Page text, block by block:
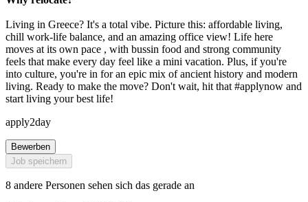
Living in Greece? It's a total vibe. Picture this: affordable living,
chill work-life balance, and an amazing office view! Life here
moves at its own pace , with bussin food and strong community
feels that make every day feel like a mini vacation. Plus, if you're
into culture, you're in for an epic mix of ancient history and modern
living. Ready to make the move? Don't wait, hit that #applynow and
start living your best life!
apply2day
Bewerben
Job speichern
8 andere Personen sehen sich das gerade an